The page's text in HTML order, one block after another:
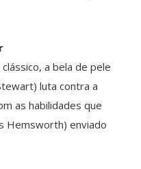
a bela de pele
luta contra a
as habilidades que
Hemsworth) enviado